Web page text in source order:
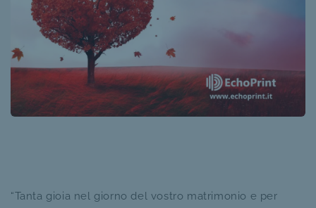
“Tanta gioia nel giorno del vostro matrimonio e per